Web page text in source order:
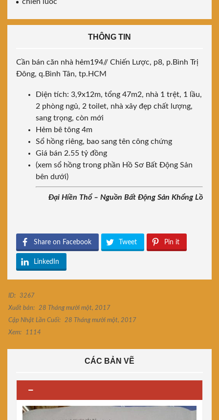
THÔNG TIN
Cần bán căn nhà hẻm194// Chiến Lược, p8, p.Bình Trị
Đông, q.Bình Tân, tp.HCM
Diện tích: 3,9x12m, tổng 47m2, nhà 1 trệt, 1 lầu,
2 phòng ngủ, 2 toilet, nhà xây đẹp chất lượng,
sang trọng, còn mới
Hẻm bê tông 4m
Sổ hồng riêng, bao sang tên công chứng
Giá bán 2.55 tỷ đồng
(xem sổ hồng trong phần Hồ Sơ Bất Động Sản
bên dưới)
Đại Hiền Thổ – Nguồn Bất Động Sản Khổng Lồ
Share on Facebook Tweet Pin it
LinkedIn
ID:
3267
Xuất bản:
28 Tháng mười một, 2017
Cập Nhật Lần Cuối:
28 Tháng mười một, 2017
Xem:
1114
CÁC BẢN VẼ